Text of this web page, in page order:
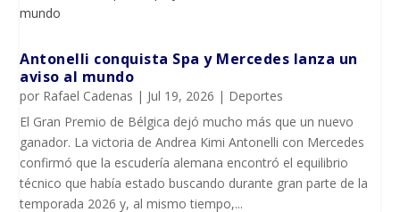
Antonelli conquista Spa y Mercedes lanza un
aviso al mundo
por Rafael Cadenas | Jul 19, 2026 | Deportes
El Gran Premio de Bélgica dejó mucho más que un nuevo
ganador. La victoria de Andrea Kimi Antonelli con Mercedes
confirmó que la escudería alemana encontró el equilibrio
técnico que había estado buscando durante gran parte de la
temporada 2026 y, al mismo tiempo,...